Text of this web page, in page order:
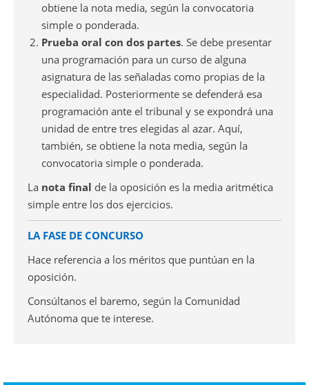
obtiene la nota media, según la convocatoria
simple o ponderada.
Prueba oral con dos partes. Se debe presentar
una programación para un curso de alguna
asignatura de las señaladas como propias de la
especialidad. Posteriormente se defenderá esa
programación ante el tribunal y se expondrá una
unidad de entre tres elegidas al azar. Aquí,
también, se obtiene la nota media, según la
convocatoria simple o ponderada.
La nota final de la oposición es la media aritmética
simple entre los dos ejercicios.
LA FASE DE CONCURSO
Hace referencia a los méritos que puntúan en la
oposición.
Consúltanos el baremo, según la Comunidad
Autónoma que te interese.